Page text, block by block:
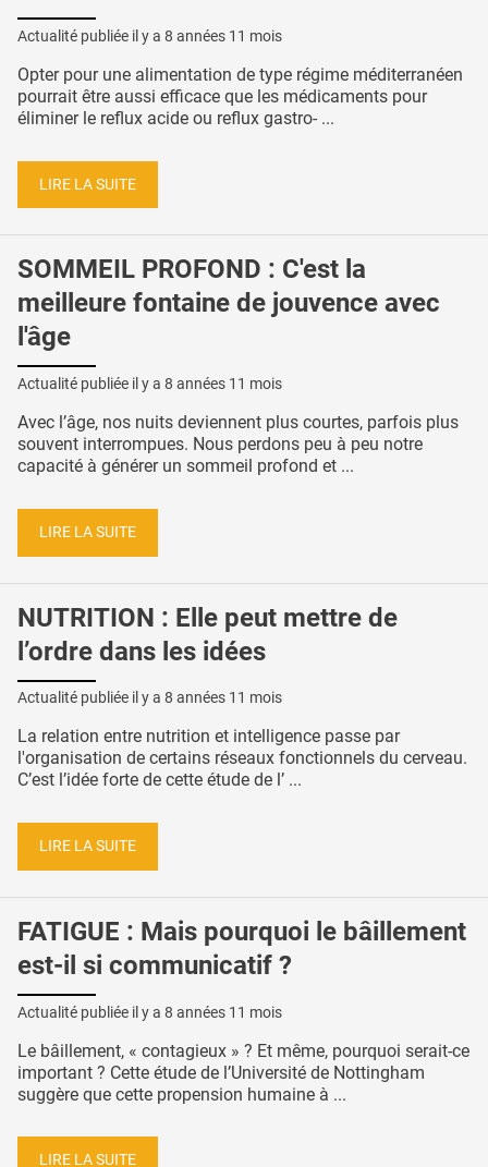
Actualité publiée il y a 8 années 11 mois
Opter pour une alimentation de type régime méditerranéen
pourrait être aussi efficace que les médicaments pour
éliminer le reflux acide ou reflux gastro- ...
LIRE LA SUITE
SOMMEIL PROFOND : C'est la
meilleure fontaine de jouvence avec
l'âge
Actualité publiée il y a 8 années 11 mois
Avec l’âge, nos nuits deviennent plus courtes, parfois plus
souvent interrompues. Nous perdons peu à peu notre
capacité à générer un sommeil profond et ...
LIRE LA SUITE
NUTRITION : Elle peut mettre de
l’ordre dans les idées
Actualité publiée il y a 8 années 11 mois
La relation entre nutrition et intelligence passe par
l'organisation de certains réseaux fonctionnels du cerveau.
C’est l’idée forte de cette étude de l’ ...
LIRE LA SUITE
FATIGUE : Mais pourquoi le bâillement
est-il si communicatif ?
Actualité publiée il y a 8 années 11 mois
Le bâillement, « contagieux » ? Et même, pourquoi serait-ce
important ? Cette étude de l’Université de Nottingham
suggère que cette propension humaine à ...
LIRE LA SUITE